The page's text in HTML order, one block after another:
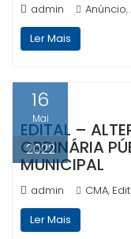
admin Anúncio,
Ler Mais
16
Mai
2022
EDITAL –
ORDINÁRIA
MUNICIPAL
admin CMA,
Ler Mais